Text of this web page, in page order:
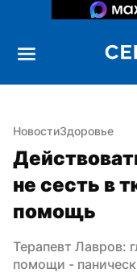
НовостиЗдоровье
не сесть в
помощь
Терапевт Лавров:
помощи -